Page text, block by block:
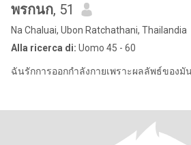
พรกนก, 51
Na Chaluai, Ubon Ratchathani, Thailandia
Alla ricerca di: Uomo 45 - 60
ฉันรักการออกกำลังกายเพราะผลลัพธ์ของมั